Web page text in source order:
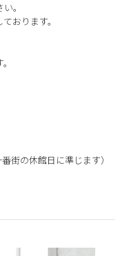
。
おります。
街の休館日に準じます）